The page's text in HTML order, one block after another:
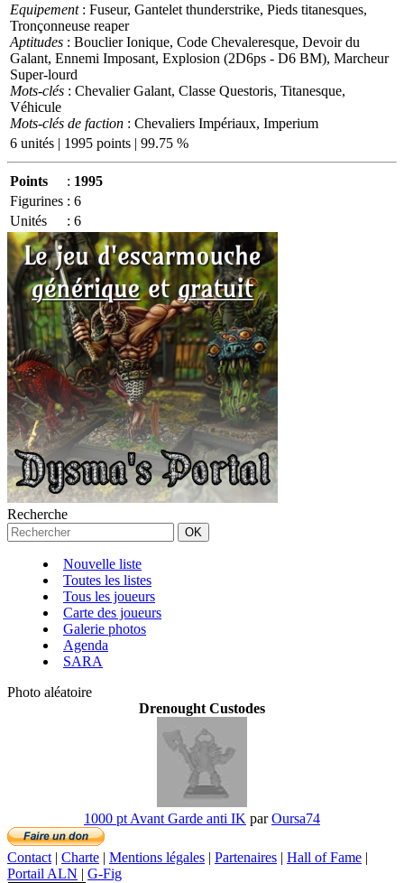
Equipement: Fuseur, Gantelet thunderstrike, Pieds titanesques,
Tronçonneuse reaper
Aptitudes : Bouclier Ionique, Code Chevaleresque, Devoir du
Galant, Ennemi Imposant, Explosion (2D6ps - D6 BM), Marcheur
Super-lourd
Mots-clés : Chevalier Galant, Classe Questoris, Titanesque,
Véhicule
Mots-clés de faction : Chevaliers Impériaux, Imperium
6 unités | 1995 points | 99.75 %
Points : 1995
Figurines : 6
Unités
: 6
Recherche
Nouvelle liste
Toutes les listes
Tous les joueurs
Carte des joueurs
Galerie photos
Agenda
SARA
Photo aléatoire
Drenought Custodes
1000 pt Avant Garde anti IK parOursa74
Contact | Charte | Mentions légales | Partenaires | Hall of Fame |
Portail ALN | G-Fig